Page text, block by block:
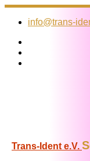
Zum
Inhalt
info@trans-
Trans-Ident e.V.